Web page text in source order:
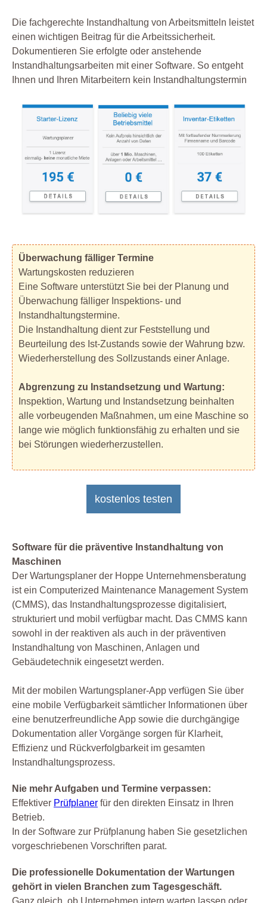
Die fachgerechte Instandhaltung von Arbeitsmitteln leistet
einen wichtigen Beitrag für die Arbeitssicherheit.
Dokumentieren Sie erfolgte oder anstehende
Instandhaltungsarbeiten mit einer Software. So entgeht
Ihnen und Ihren Mitarbeitern kein Instandhaltungstermin
Überwachung fälliger Termine
Wartungskosten reduzieren
Eine Software unterstützt Sie bei der Planung und
Überwachung fälliger Inspektions- und
Instandhaltungstermine.
Die Instandhaltung dient zur Feststellung und
Beurteilung des Ist-Zustands sowie der Wahrung bzw.
Wiederherstellung des Sollzustands einer Anlage.
Abgrenzung zu Instandsetzung und Wartung:
Inspektion, Wartung und Instandsetzung beinhalten
alle vorbeugenden Maßnahmen, um eine Maschine so
lange wie möglich funktionsfähig zu erhalten und sie
bei Störungen wiederherzustellen.
kostenlos testen
Software für die präventive Instandhaltung von
Maschinen
Der Wartungsplaner der Hoppe Unternehmensberatung
ist ein Computerized Maintenance Management System
(CMMS), das Instandhaltungsprozesse digitalisiert,
strukturiert und mobil verfügbar macht. Das CMMS kann
sowohl in der reaktiven als auch in der präventiven
Instandhaltung von Maschinen, Anlagen und
Gebäudetechnik eingesetzt werden.
Mit der mobilen Wartungsplaner-App verfügen Sie über
eine mobile Verfügbarkeit sämtlicher Informationen über
eine benutzerfreundliche App sowie die durchgängige
Dokumentation aller Vorgänge sorgen für Klarheit,
Effizienz und Rückverfolgbarkeit im gesamten
Instandhaltungsprozess.
Nie mehr Aufgaben und Termine verpassen:
Effektiver Prüfplaner für den direkten Einsatz in Ihren
Betrieb.
In der Software zur Prüfplanung haben Sie gesetzlichen
vorgeschriebenen Vorschriften parat.
Die professionelle Dokumentation der Wartungen
gehört in vielen Branchen zum Tagesgeschäft.
Ganz gleich, ob Unternehmen intern warten lassen oder